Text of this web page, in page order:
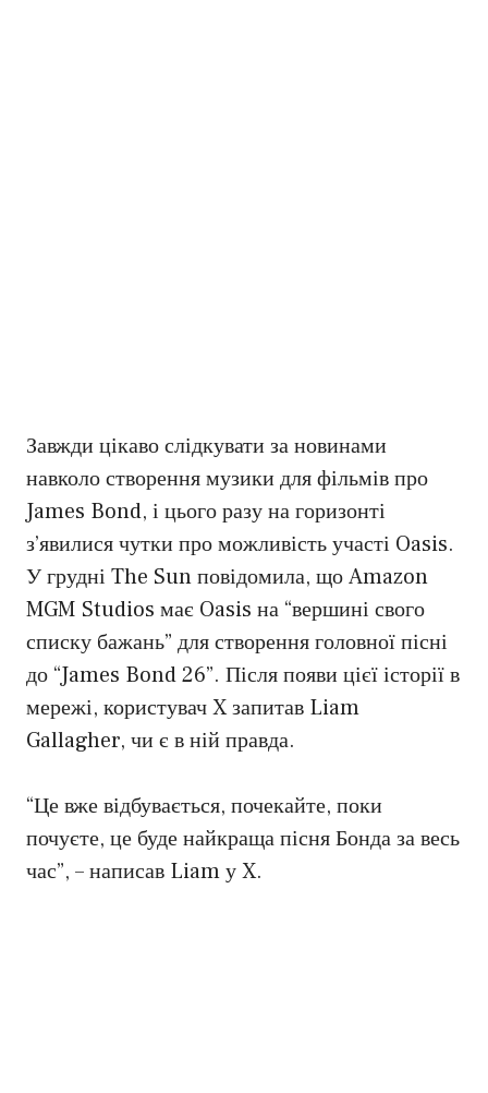
Завжди цікаво слідкувати за новинами
навколо створення музики для фільмів про
James Bond, і цього разу на горизонті
з’явилися чутки про можливість участі Oasis.
У грудні The Sun повідомила, що Amazon
MGM Studios має Oasis на “вершині свого
списку бажань” для створення головної пісні
до “James Bond 26”. Після появи цієї історії в
мережі, користувач X запитав Liam
Gallagher, чи є в ній правда.
“Це вже відбувається, почекайте, поки
почуєте, це буде найкраща пісня Бонда за весь
час”, – написав Liam у X.